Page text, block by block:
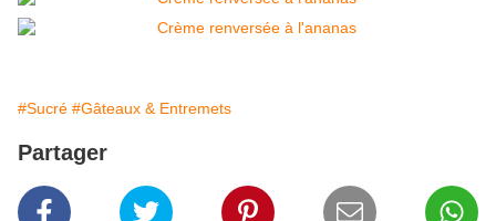
#Sucré #Gâteaux & Entremets
Partager